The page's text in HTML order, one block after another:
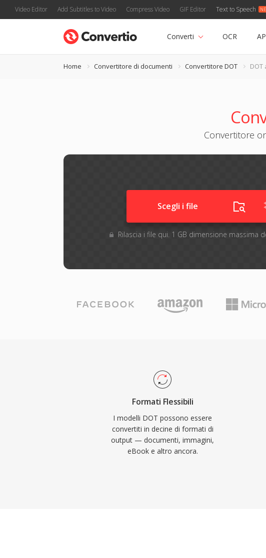
Video Editor Add Subtitles to Video Compress Video GIF Editor Text to Speech
Converti OCR
Home Convertitore di documenti Convertitore DOT DOT
Convertitore
Scegli i file
Rilascia i file qui. 1 GB dimensione massima
Formati Flessibili
I modelli DOT possono essere
convertiti in decine di formati di
output — documenti, immagini,
eBook e altro ancora.